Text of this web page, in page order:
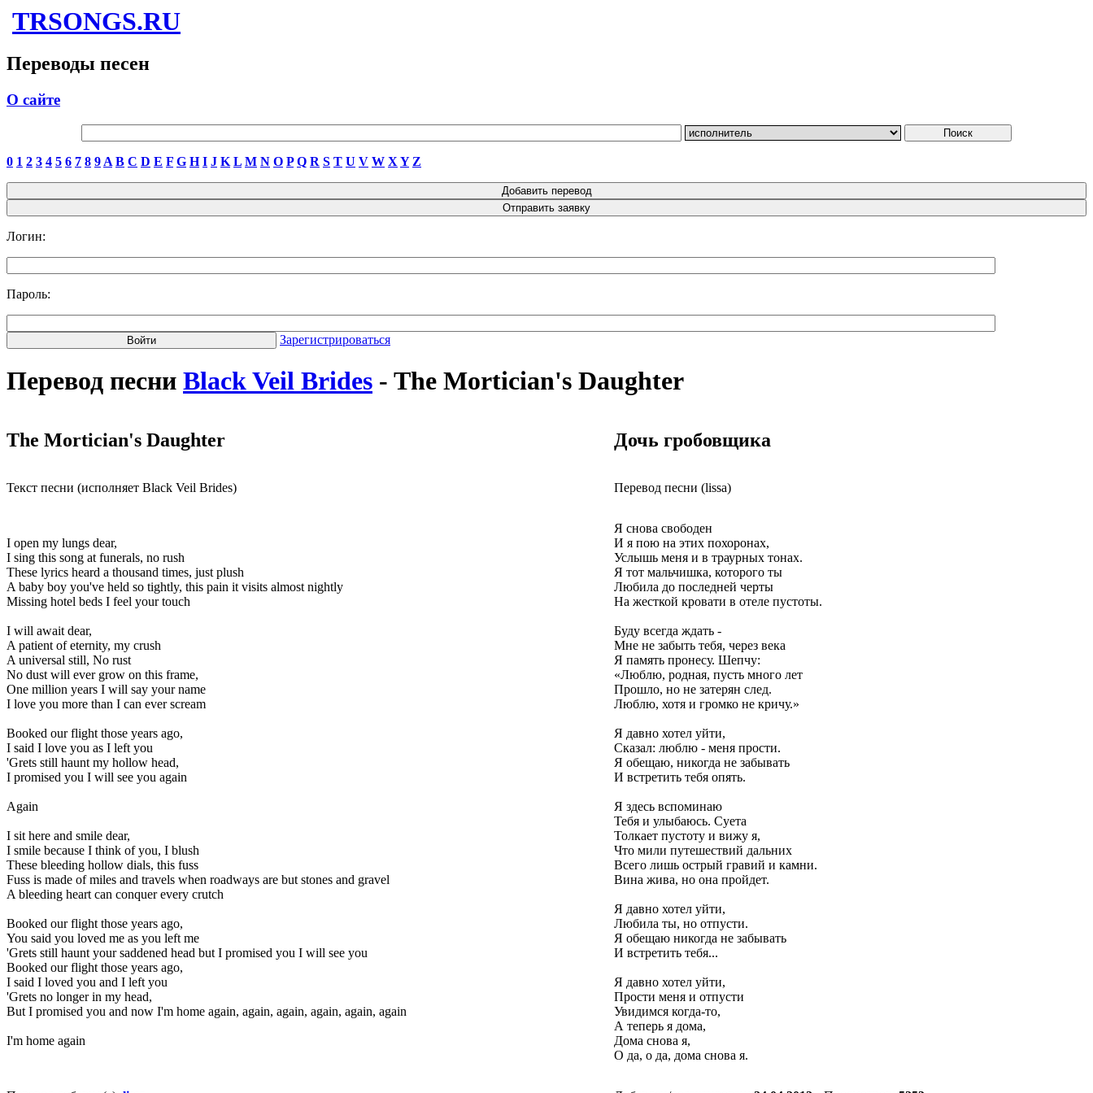
TRSONGS.RU
Переводы песен
О сайте
0 1 2 3 4 5 6 7 8 9 A B C D E F G H I J K L M N O P Q R S T U V W X Y Z
Логин:
Пароль:
Зарегистрироваться
Перевод песни Black Veil Brides - The Mortician's Daughter
The Mortician's Daughter Дочь гробовщика
Текст песни (исполняет Black Veil Brides) Перевод песни (lissa)
I open my lungs dear,
I sing this song at funerals, no rush
These lyrics heard a thousand times, just plush
A baby boy you've held so tightly, this pain it visits almost nightly
Missing hotel beds I feel your touch
I will await dear,
A patient of eternity, my crush
A universal still, No rust
No dust will ever grow on this frame,
One million years I will say your name
I love you more than I can ever scream
Booked our flight those years ago,
I said I love you as I left you
'Grets still haunt my hollow head,
I promised you I will see you again
Again
I sit here and smile dear,
I smile because I think of you, I blush
These bleeding hollow dials, this fuss
Fuss is made of miles and travels when roadways are but stones and gravel
A bleeding heart can conquer every crutch
Booked our flight those years ago,
You said you loved me as you left me
'Grets still haunt your saddened head but I promised you I will see you
Booked our flight those years ago,
I said I loved you and I left you
'Grets no longer in my head,
But I promised you and now I'm home again, again, again, again, again, again
I'm home again
Я снова свободен
И я пою на этих похоронах,
Услышь меня и в траурных тонах.
Я тот мальчишка, которого ты
Любила до последней черты
На жесткой кровати в отеле пустоты.
Буду всегда ждать -
Мне не забыть тебя, через века
Я память пронесу. Шепчу:
«Люблю, родная, пусть много лет
Прошло, но не затерян след.
Люблю, хотя и громко не кричу.»
Я давно хотел уйти,
Сказал: люблю - меня прости.
Я обещаю, никогда не забывать
И встретить тебя опять.
Я здесь вспоминаю
Тебя и улыбаюсь. Суета
Толкает пустоту и вижу я,
Что мили путешествий дальних
Всего лишь острый гравий и камни.
Вина жива, но она пройдет.
Я давно хотел уйти,
Любила ты, но отпусти.
Я обещаю никогда не забывать
И встретить тебя...
Я давно хотел уйти,
Прости меня и отпусти
Увидимся когда-то,
А теперь я дома,
Дома снова я,
О да, о да, дома снова я.